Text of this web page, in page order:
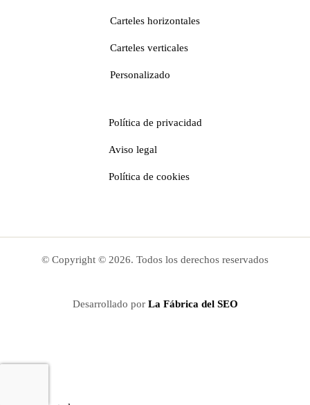
Carteles horizontales
Carteles verticales
Personalizado
Política de privacidad
Aviso legal
Política de cookies
© Copyright © 2026. Todos los derechos reservados
Desarrollado por La Fábrica del SEO